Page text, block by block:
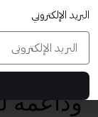
بتهيئة
وداعمة
البريد الإلكتروني